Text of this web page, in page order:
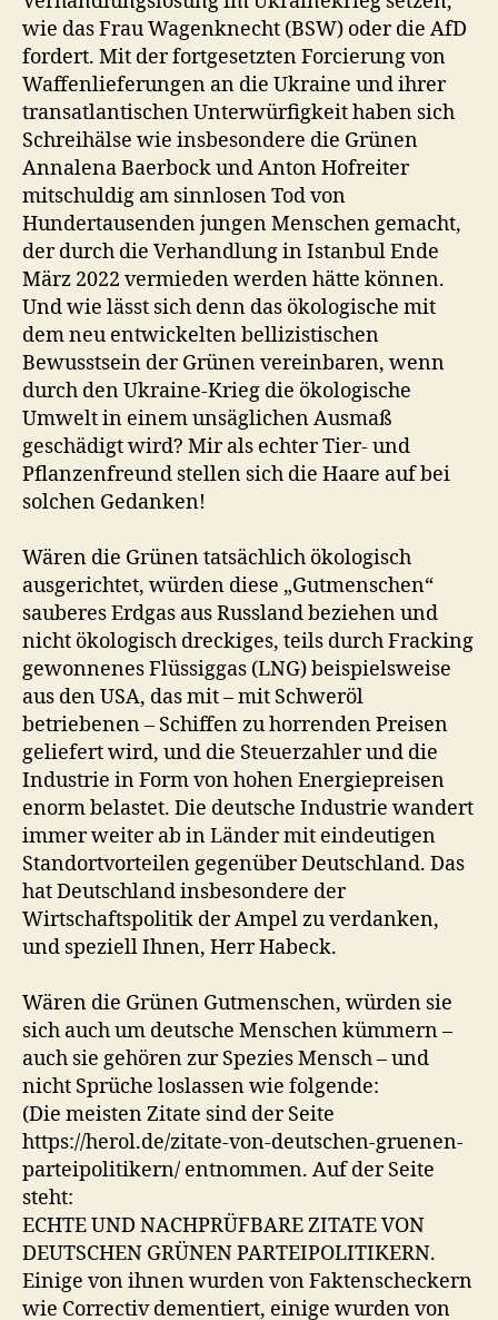
wie das Frau Wagenknecht (BSW) oder die AfD
fordert. Mit der fortgesetzten Forcierung von
Waffenlieferungen an die Ukraine und ihrer
transatlantischen Unterwürfigkeit haben sich
Schreihälse wie insbesondere die Grünen
Annalena Baerbock und Anton Hofreiter
mitschuldig am sinnlosen Tod von
Hundertausenden jungen Menschen gemacht,
der durch die Verhandlung in Istanbul Ende
März 2022 vermieden werden hätte können.
Und wie lässt sich denn das ökologische mit
dem neu entwickelten bellizistischen
Bewusstsein der Grünen vereinbaren, wenn
durch den Ukraine-Krieg die ökologische
Umwelt in einem unsäglichen Ausmaß
geschädigt wird? Mir als echter Tier- und
Pflanzenfreund stellen sich die Haare auf bei
solchen Gedanken!
Wären die Grünen tatsächlich ökologisch
ausgerichtet, würden diese „Gutmenschen“
sauberes Erdgas aus Russland beziehen und
nicht ökologisch dreckiges, teils durch Fracking
gewonnenes Flüssiggas (LNG) beispielsweise
aus den USA, das mit – mit Schweröl
betriebenen – Schiffen zu horrenden Preisen
geliefert wird, und die Steuerzahler und die
Industrie in Form von hohen Energiepreisen
enorm belastet. Die deutsche Industrie wandert
immer weiter ab in Länder mit eindeutigen
Standortvorteilen gegenüber Deutschland. Das
hat Deutschland insbesondere der
Wirtschaftspolitik der Ampel zu verdanken,
und speziell Ihnen, Herr Habeck.
Wären die Grünen Gutmenschen, würden sie
sich auch um deutsche Menschen kümmern –
auch sie gehören zur Spezies Mensch – und
nicht Sprüche loslassen wie folgende:
(Die meisten Zitate sind der Seite
https://herol.de/zitate-von-deutschen-gruenen-
parteipolitikern/ entnommen. Auf der Seite
steht:
ECHTE UND NACHPRÜFBARE ZITATE VON
DEUTSCHEN GRÜNEN PARTEIPOLITIKERN.
Einige von ihnen wurden von Faktenscheckern
wie Correctiv dementiert, einige wurden von